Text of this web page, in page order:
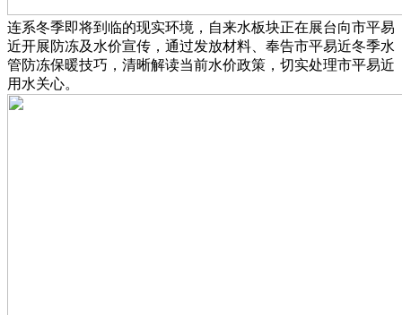
连系冬季即将到临的现实环境，自来水板块正在展台向市平易
近开展防冻及水价宣传，通过发放材料、奉告市平易近冬季水
管防冻保暖技巧，清晰解读当前水价政策，切实处理市平易近
用水关心。